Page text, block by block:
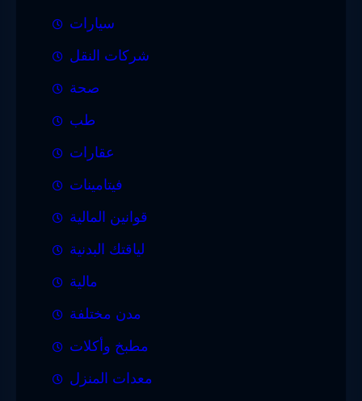
سيارات
شركات النقل
صحة
طب
عقارات
فيتامينات
قوانين المالية
لياقتك البدنية
مالية
مدن مختلفة
مطبخ وأكلات
معدات المنزل